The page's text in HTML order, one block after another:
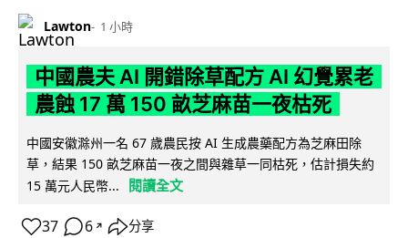
Lawton 1 小時
中國農夫 AI 開錯除草配方 AI 幻覺累老
農蝕 17 萬 150 畝芝麻苗一夜枯死
中國安徽滁州一名 67 歲農民按 AI 生成農藥配方為芝麻田除
草，結果 150 畝芝麻苗一夜之間與雜草一同枯死，估計損失約
15 萬元人民幣...
閱讀全文
37 6 ↗ 分享